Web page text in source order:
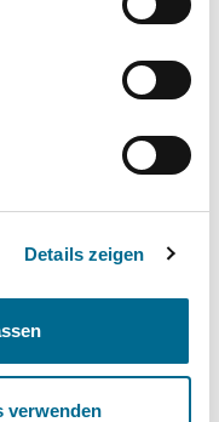
Details zeigen
verwenden
- -
- -